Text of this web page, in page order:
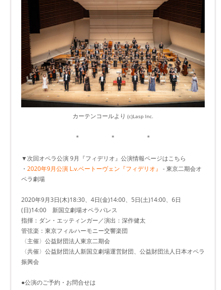
カーテンコールより (c)Lasp Inc.
＊ ＊ ＊
▼次回オペラ公演 9月『フィデリオ』公演情報ページはこちら
・ 2020年9月公演 L.v.ベートーヴェン『フィデリオ』 - 東京二期会オ
ペラ劇場
2020年9月3日(木)18:30、4日(金)14:00、5日(土)14:00、6日
(日)14:00 新国立劇場オペラパレス
指揮：ダン・エッティンガー／演出：深作健太
管弦楽：東京フィルハーモニー交響楽団
〈主催〉公益財団法人東京二期会
〈共催〉公益財団法人新国立劇場運営財団、公益財団法人日本オペラ
振興会
●公演のご予約・お問合せは